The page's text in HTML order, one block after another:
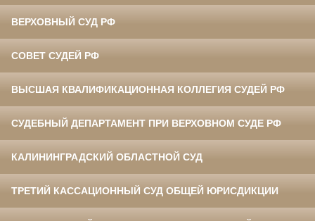
ВЕРХОВНЫЙ СУД РФ
СОВЕТ СУДЕЙ РФ
ВЫСШАЯ КВАЛИФИКАЦИОННАЯ КОЛЛЕГИЯ СУДЕЙ РФ
СУДЕБНЫЙ ДЕПАРТАМЕНТ ПРИ ВЕРХОВНОМ СУДЕ РФ
КАЛИНИНГРАДСКИЙ ОБЛАСТНОЙ СУД
ТРЕТИЙ КАССАЦИОННЫЙ СУД ОБЩЕЙ ЮРИСДИКЦИИ